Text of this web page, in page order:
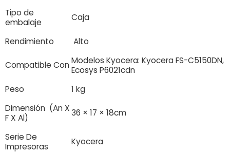
Tipo de
embalaje
Caja
Rendimiento Alto
Compatible ConModelos Kyocera: Kyocera FS-C5150DN,
Ecosys P6021cdn
Peso
1 kg
Dimensión (An X
F X Al)
36 × 17 × 18cm
Serie De
Impresoras
Kyocera